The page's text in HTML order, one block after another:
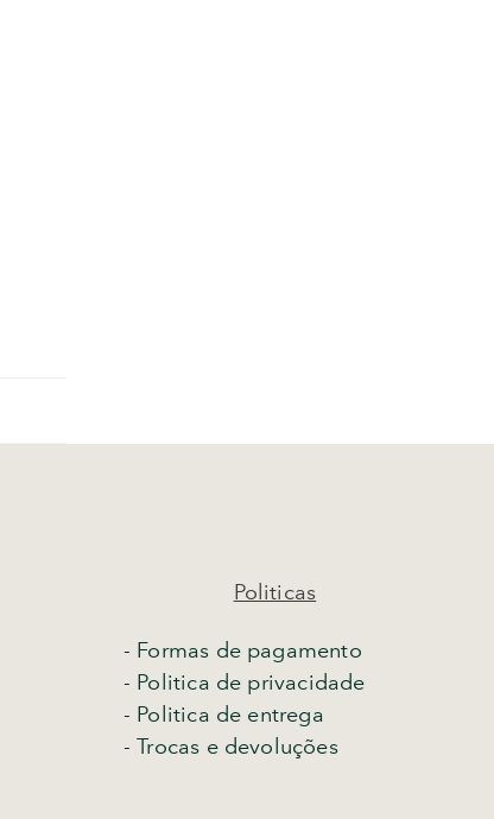
Politicas
- Formas de pagamento
- Politica de privacidade
- Politica de entrega
-Trocas e devoluções